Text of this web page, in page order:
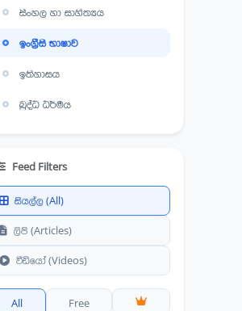
සිංහල හා සාහිත්‍යය
ඉංග්‍රීසි භාෂාව
ඉතිහාසය
බුද්ධ ධර්මය
ඉස්ලාම් ධර්මය
ක්‍රිස්තු ධර්මය
ව්‍යාපාර හා ගිණුමිකරණ
සෞඛ්‍යය හා ශාරීරික අධ්‍යාපනය
ගෘහ ආර්ථික විද්‍යාව
Feed Filters
සියල්ල (All)
ලිපි (Articles)
වීඩියෝ (Videos)
All Free